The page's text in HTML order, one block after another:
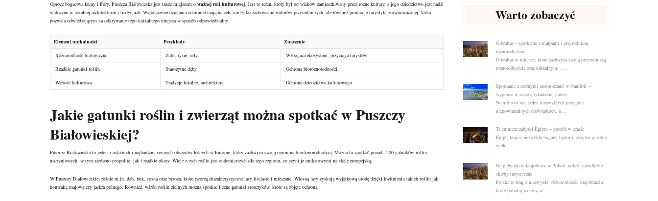
Oprócz bogactwa fauny i flory, Puszcza Białowieska jest także miejscem o ważnej roli kulturowej. Jest to teren, który był od wieków zamieszkiwany przez różne kultury, a jego dziedzictwo jest nadal
widoczne w lokalnej architekturze i tradycjach. Współczesne działania ochronne mają na celu nie tylko zachowanie walorów przyrodniczych, ale również promocję turystyki zrównoważonej, która
pozwala odwiedzającym na odkrywanie tego unikalnego miejsca w sposób odpowiedzialny.
Element unikalności Przykłady
Znaczenie
Różnorodność biologiczna
Żubr, rysie, orły
Wzbogaca ekosystem, przyciąga turystów
Rzadkie gatunki roślin
Starożytne dęby
Ochrona bioróżnorodności
Wartość kulturowa
Tradycje lokalne, architektura Ochrona dziedzictwa kulturowego
Jakie gatunki roślin i zwierząt można spotkać w Puszczy
Białowieskiej?
Puszcza Białowieska to jeden z ostatnich i najbardziej cennych obszarów leśnych w Europie, który zachwyca swoją ogromną bioróżnorodnością. Można tu spotkać ponad 1200 gatunków roślin
naczyniowych, w tym zarówno pospolite, jak i rzadkie okazy. Wiele z tych roślin jest endemicznych dla tego regionu, co czyni je unikatowymi na skalę europejską.
W Puszczy Białowieskiej rośnie m.in. dąb, buk, sosna oraz brzoza, które tworzą charakterystyczne lasy liściaste i mieszane. Wiosną lasy zyskują wyjątkową urodę dzięki kwitnieniu takich roślin jak
konwalię majową czy jaskra polnego. Również, wśród roślin zielnych można spotkać liczne gatunki storczyków, które są objęte ochroną.
Warto zobaczyć
Gibraltar – spotkanie z małpami i przyrodniczą
różnorodnością
Gibraltar to miejsce, które zachwyca swoją przyrodniczą
różnorodnością oraz unikalnymi …
Spotkanie z czarnymi nosorożcami w Namibii –
wyprawa w serce afrykańskiej natury
Namibia to kraj pełen niezwykłych przygód i
niepowtarzalnych doświadczeń, a …
Tajemnicze zabytki Egiptu – podróż w czasie
Egipt, kraj o niezwykle bogatej historii, skrywa w sobie
wiele …
Najpiękniejsze krajobrazy w Polsce: odkryj nieodkryte
skarby turystyczne
Polska to kraj o niezwykłej różnorodności krajobrazów,
które potrafią zachwycić …